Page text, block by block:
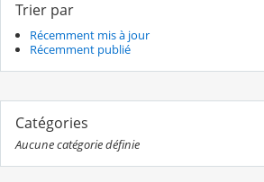
Trier par
Récemment mis à jour
Récemment publié
Catégories
Aucune catégorie définie